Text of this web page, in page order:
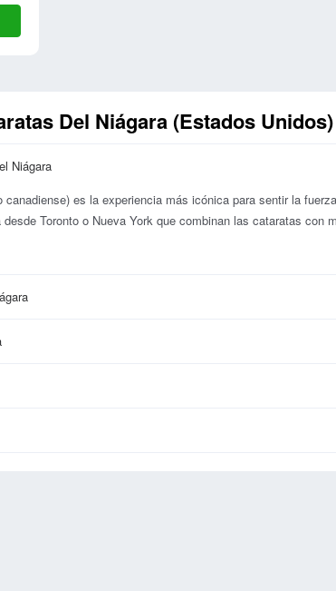
Del Niágara (Estados Unidos)
Niágara
es la experiencia más icónica para sentir la
Toronto o Nueva York que combinan las cataratas con